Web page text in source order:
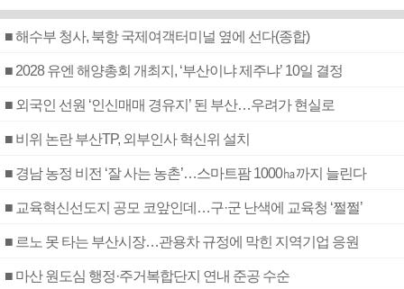
■ 해수부 청사, 북항 국제여객터미널 옆에 선다(종합)
■ 2028 유엔 해양총회 개최지, ‘부산이냐 제주냐’ 10일 결정
■ 외국인 선원 ‘인신매매 경유지’ 된 부산…우려가 현실로
■ 비위 논란 부산TP, 외부인사 혁신위 설치
■ 경남 농정 비전 ‘잘 사는 농촌’…스마트팜 1000㏊까지 늘린다
■ 교육혁신선도지 공모 코앞인데…구·군 난색에 교육청 ‘쩔쩔’
■ 르노 못 타는 부산시장…관용차 규정에 막힌 지역기업 응원
■ 마산 원도심 행정·주거복합단지 연내 준공 수순